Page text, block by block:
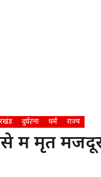
दुर्घटना धर्म राज्य
में मृत